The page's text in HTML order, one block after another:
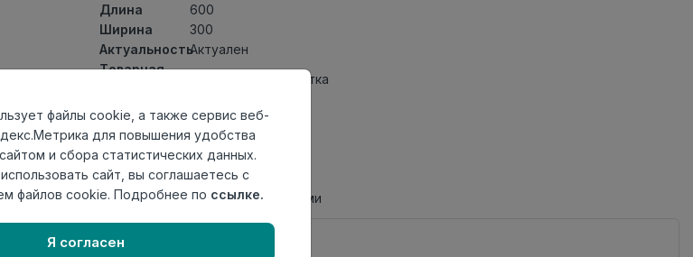
Длина
600
Ширина
300
АктуальностьАктуален
Товарная
Керамическая Плитка
Толщина
матовая
происхождения
Киргизия
Номер
Книга с коллекциями
Осталось
файлы cookie, а также сервис веб-
для повышения удобства
и сбора статистических данных.
сайт, вы соглашаетесь с
файлов cookie. Подробнее по ссылке.
Я согласен